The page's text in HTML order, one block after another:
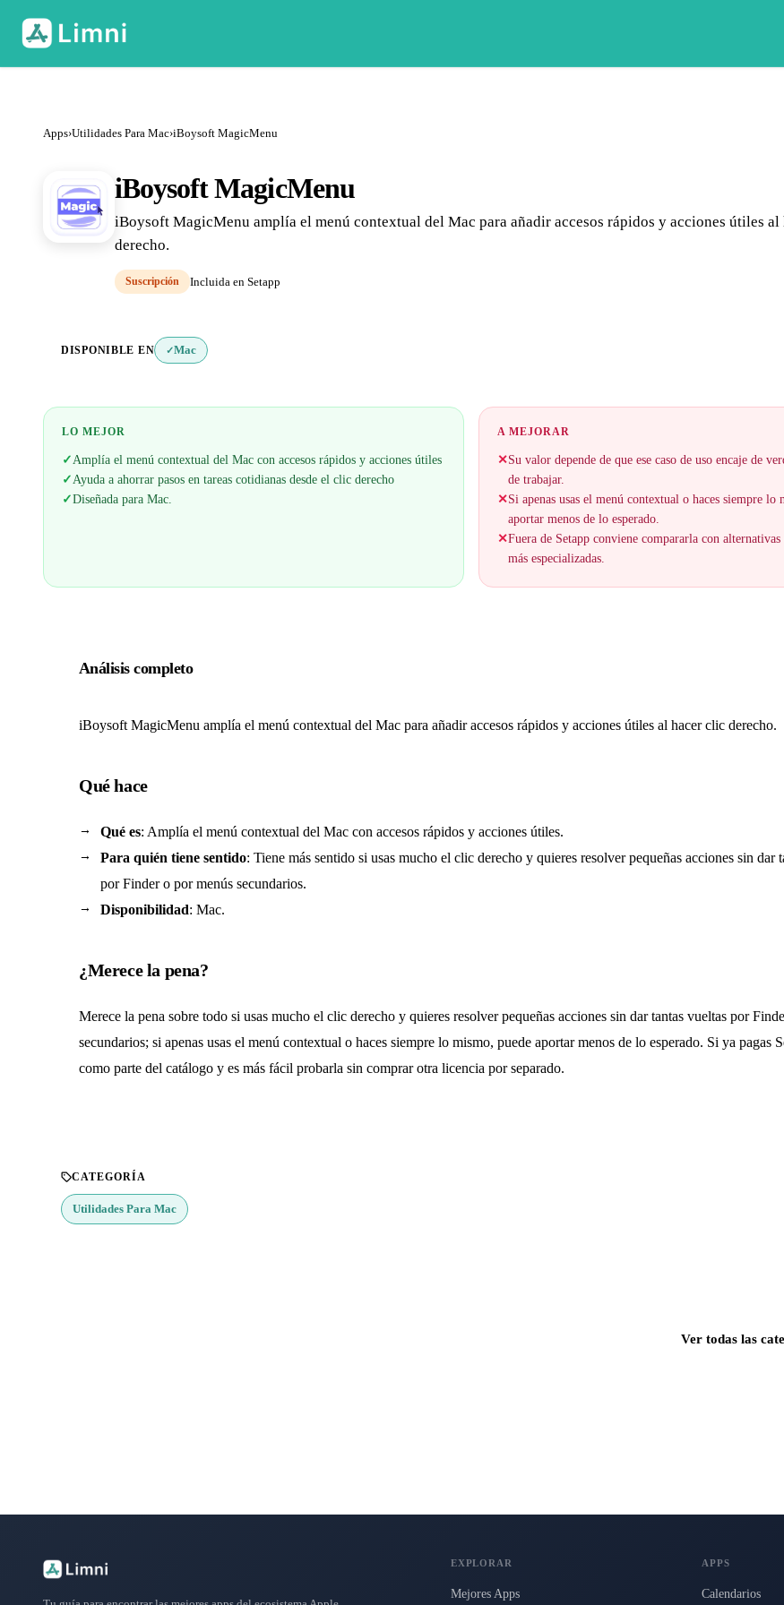
Apps›Utilidades Para Mac›iBoysoft MagicMenu
iBoysoft MagicMenu
iBoysoft MagicMenu amplía el menú contextual del Mac para añadir accesos rápidos y acciones útiles al
derecho.
Suscripción Incluida en Setapp
DISPONIBLE EN ✓Mac
LO MEJOR
✓Amplía el menú contextual del Mac con accesos rápidos y acciones útiles
✓Ayuda a ahorrar pasos en tareas cotidianas desde el clic derecho
✓Diseñada para Mac.
A MEJORAR
✕Su valor depende de que ese caso de uso encaje de
de trabajar.
✕Si apenas usas el menú contextual o haces siempre lo
aportar menos de lo esperado.
✕Fuera de Setapp conviene compararla con alternativas
más especializadas.
Análisis completo
iBoysoft MagicMenu amplía el menú contextual del Mac para añadir accesos rápidos y acciones útiles al hacer clic derecho.
Qué hace
Qué es: Amplía el menú contextual del Mac con accesos rápidos y acciones útiles.
Para quién tiene sentido: Tiene más sentido si usas mucho el clic derecho y quieres resolver pequeñas acciones sin dar
por Finder o por menús secundarios.
Disponibilidad: Mac.
¿Merece la pena?
Merece la pena sobre todo si usas mucho el clic derecho y quieres resolver pequeñas acciones sin dar tantas vueltas por
secundarios; si apenas usas el menú contextual o haces siempre lo mismo, puede aportar menos de lo esperado. Si ya pagas
como parte del catálogo y es más fácil probarla sin comprar otra licencia por separado.
CATEGORÍA
Utilidades Para Mac
Ver todas las
EXPLORAR
Mejores Apps
APPS
Calendarios